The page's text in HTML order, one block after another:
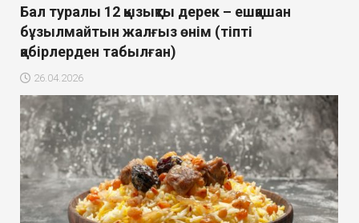
Бал туралы 12 қызықты дерек – ешқашан
бұзылмайтын жалғыз өнім (тіпті
қабірлерден табылған)
26.04.2026